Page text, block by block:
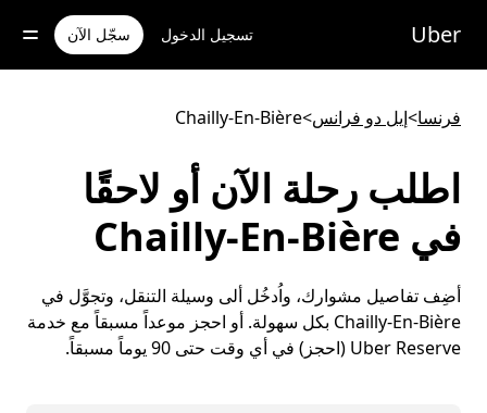
للوصول
المحتوى
Uber تسجيل الدخول سجّل الآن
فرنسا>إيل دو فرانس>
Chailly-En-Bière
اطلب رحلة الآن أو لاحقًا
في Chailly-En-Bière
أضِف تفاصيل مشوارك، واُدخُل ألى وسيلة التنقل، وتجوَّل في
Chailly-En-Bière بكل سهولة. أو احجز موعداً مسبقاً مع خدمة
Uber Reserve (احجز) في أي وقت حتى 90 يوماً مسبقاً.